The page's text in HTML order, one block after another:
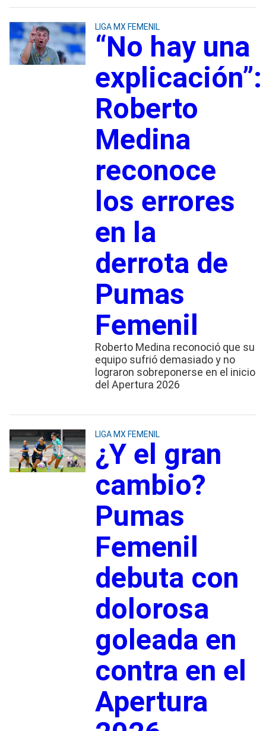
LIGA MX FEMENIL
“No hay una
explicación”:
Roberto
Medina
reconoce
los errores
en la
derrota de
Pumas
Femenil
Roberto Medina reconoció que su
equipo sufrió demasiado y no
lograron sobreponerse en el inicio
del Apertura 2026
LIGA MX FEMENIL
¿Y el gran
cambio?
Pumas
Femenil
debuta con
dolorosa
goleada en
contra en el
Apertura